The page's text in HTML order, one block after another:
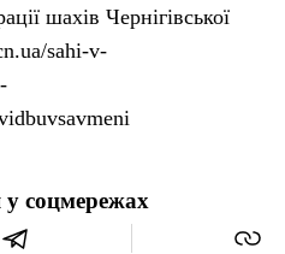
шахів Чернігівської
sahi-v-
у соцмережах